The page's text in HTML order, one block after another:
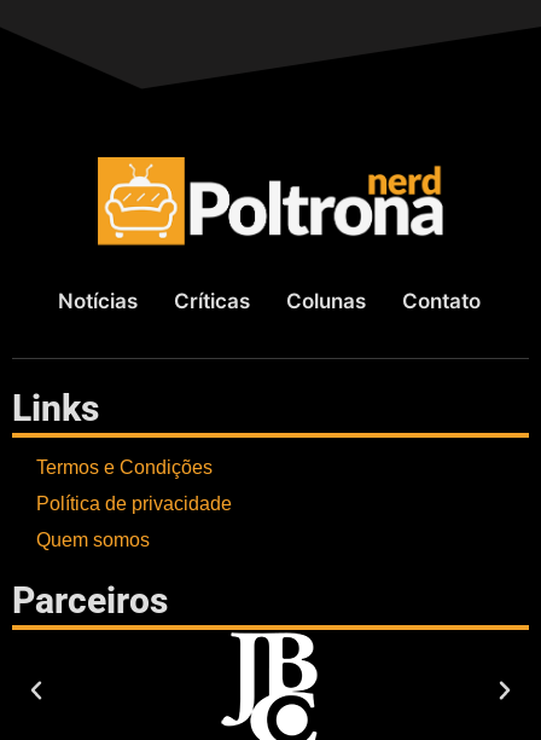
Notícias Críticas Colunas Contato
Links
Termos e Condições
Política de privacidade
Quem somos
Parceiros